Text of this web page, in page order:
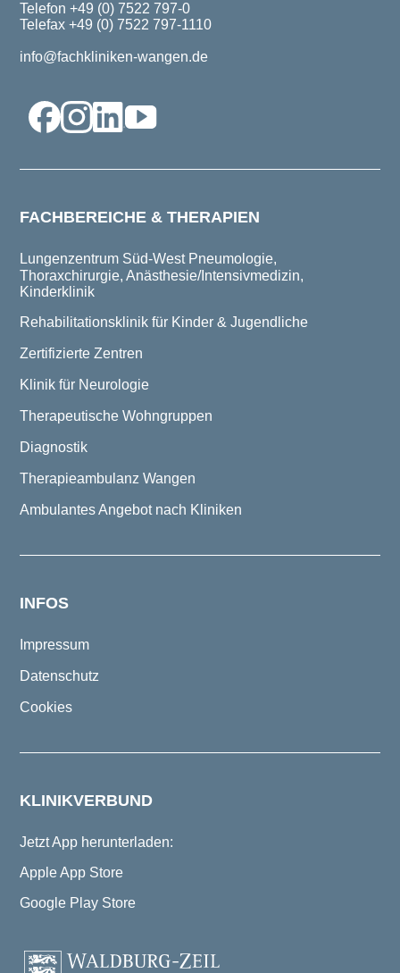
Telefon +49 (0) 7522 797-0
Telefax +49 (0) 7522 797-1110
info@fachkliniken-wangen.de
FACHBEREICHE & THERAPIEN
Lungenzentrum Süd-West Pneumologie,
Thoraxchirurgie, Anästhesie/Intensivmedizin,
Kinderklinik
Rehabilitationsklinik für Kinder & Jugendliche
Zertifizierte Zentren
Klinik für Neurologie
Therapeutische Wohngruppen
Diagnostik
Therapieambulanz Wangen
Ambulantes Angebot nach Kliniken
INFOS
Impressum
Datenschutz
Cookies
KLINIKVERBUND
Jetzt App herunterladen:
Apple App Store
Google Play Store